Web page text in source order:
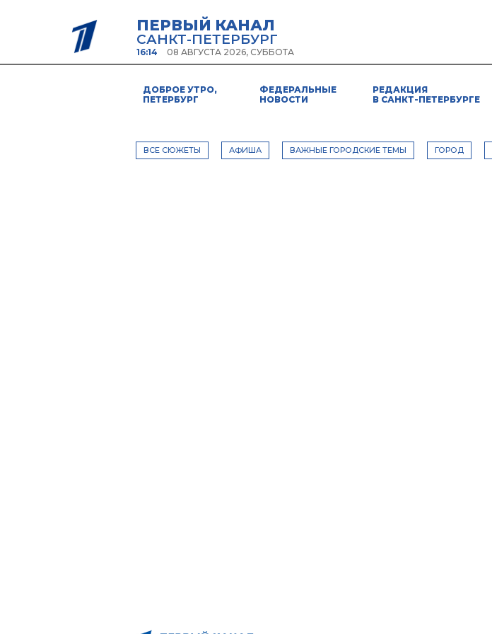
ПЕРВЫЙ КАНАЛ
САНКТ-ПЕТЕРБУРГ
16:14 08 АВГУСТА 2026, СУББОТА
ДОБРОЕ УТРО,
ПЕТЕРБУРГ
ФЕДЕРАЛЬНЫЕ
НОВОСТИ
РЕДАКЦИЯ
В САНКТ-ПЕТЕРБУРГЕ
ВСЕ СЮЖЕТЫ АФИША ВАЖНЫЕ ГОРОДСКИЕ ТЕМЫ ГОРОД